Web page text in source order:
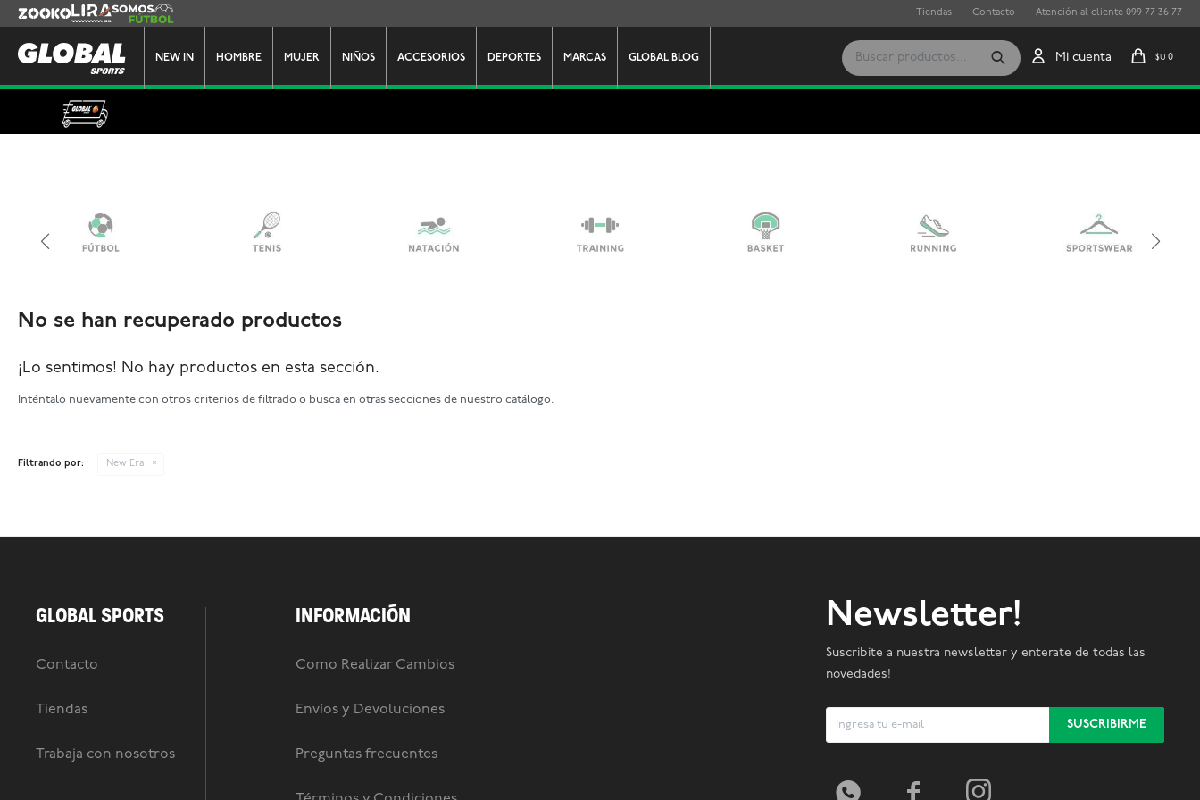
NEW IN HOMBRE MUJER NIÑOS ACCESORIOS DEPORTES MARCAS GLOBAL BLOG $U 0
Zooko Lira Somos Futbol Tiendas Contacto Atención al cliente 099 77 36 77
No se han recuperado productos
¡Lo sentimos! No hay productos en esta sección.
Inténtalo nuevamente con otros criterios de filtrado o busca en otras secciones de nuestro catálogo.
Filtrando por: New Era
GLOBAL SPORTS
Contacto
Tiendas
Trabaja con nosotros
INFORMACIÓN
Como Realizar Cambios
Envíos y Devoluciones
Preguntas frecuentes
Newsletter!
Suscribite a nuestra newsletter y enterate de todas las
novedades!
SUSCRIBIRME
  